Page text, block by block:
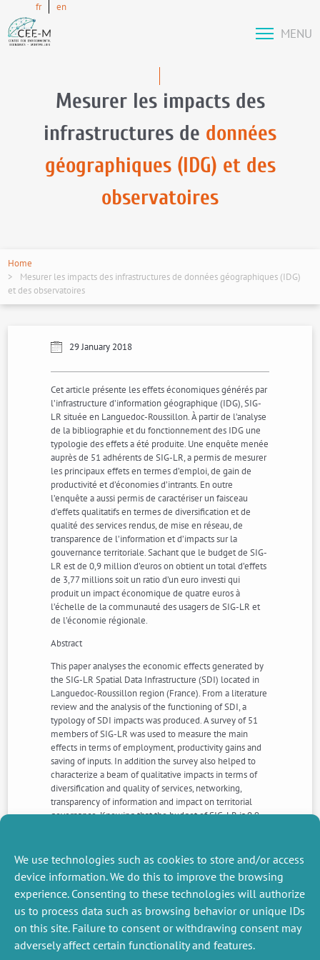
We use technologies such as cookies to store and/or access
device information. We do this to improve the browsing
experience. Consenting to these technologies will authorize
us to process data such as browsing behavior or unique IDs
on this site. Failure to consent or withdrawing consent may
adversely affect certain functionality and features.
fr en
MENU
Mesurer les impacts des
infrastructures de données
géographiques (IDG) et des
observatoires
Home
Mesurer les impacts des infrastructures de données géographiques (IDG)
et des observatoires
29 January 2018
Cet article présente les effets économiques générés par
l’infrastructure d’information géographique (IDG), SIG-
LR située en Languedoc-Roussillon. À partir de l’analyse
de la bibliographie et du fonctionnement des IDG une
typologie des effets a été produite. Une enquête menée
auprès de 51 adhérents de SIG-LR, a permis de mesurer
les principaux effets en termes d’emploi, de gain de
productivité et d’économies d’intrants. En outre
l’enquête a aussi permis de caractériser un faisceau
d’effets qualitatifs en termes de diversification et de
qualité des services rendus, de mise en réseau, de
transparence de l’information et d’impacts sur la
gouvernance territoriale. Sachant que le budget de SIG-
LR est de 0,9 million d’euros on obtient un total d’effets
de 3,77 millions soit un ratio d’un euro investi qui
produit un impact économique de quatre euros à
l’échelle de la communauté des usagers de SIG-LR et
de l’économie régionale.
Abstract
This paper analyses the economic effects generated by
the SIG-LR Spatial Data Infrastructure (SDI) located in
Languedoc-Roussillon region (France). From a literature
review and the analysis of the functioning of SDI, a
typology of SDI impacts was produced. A survey of 51
members of SIG-LR was used to measure the main
effects in terms of employment, productivity gains and
saving of inputs. In addition the survey also helped to
characterize a beam of qualitative impacts in terms of
diversification and quality of services, networking,
transparency of information and impact on territorial
governance. Knowing that the budget of SIG-LR is 0.9
produces an economic impact of four euros within the
SIG-LR community and the regional economy
NEXT
PREVIOUS